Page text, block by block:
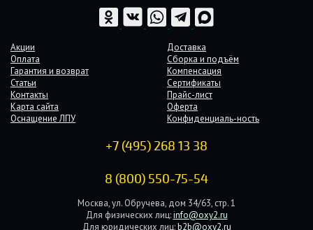
Акции
Доставка
Оплата
Сборка и подъём
Гарантия и возврат
Компенсация
Статьи
Сертификаты
Контакты
Прайс-лист
Карта сайта
Оферта
Оснащение ЛПУ
Конфиденциаль-ность
+7 (495) 268 13 38
8 (800) 550-75-54
Москва, ул. Обручева, дом 34/63, стр. 1
Для физических лиц: info@oxy2.ru
Для юридических лиц: b2b@oxy2.ru